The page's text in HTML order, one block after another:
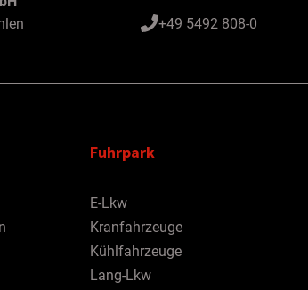
+49 5492 808-0
Fuhrpark
E-Lkw
Kranfahrzeuge
Kühlfahrzeuge
Lang-Lkw